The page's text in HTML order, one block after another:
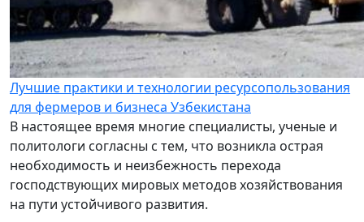
Лучшие практики и технологии ресурсопользования
для фермеров и бизнеса Узбекистана
В настоящее время многие специалисты, ученые и
политологи согласны с тем, что возникла острая
необходимость и неизбежность перехода
господствующих мировых методов хозяйствования
на пути устойчивого развития.